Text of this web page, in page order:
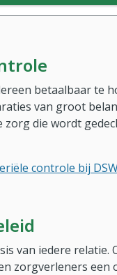
betaalbaar te
van groot
zorg die wordt
controle bij
van iedere
zorgverleners